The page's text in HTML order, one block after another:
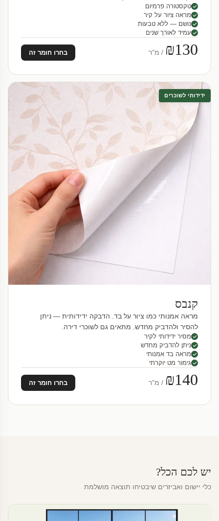
טקסטורה פרמיום
מראה ציור על קיר
נושם — ללא טבעות
עמיד לאורך שנים
₪130 / מ"ר בחרו חומר זה
ידידותי לשוכרים
קנבס
מראה אמנותי כמו ציור על בד. הדבקה ידידותית — ניתן
להסיר ולהדביק מחדש. מתאים גם לשוכרי דירה.
מסיר ידידותי לקיר
ניתן להדביק מחדש
מראה בד אמנותי
גימור מט יוקרתי
₪140 / מ"ר בחרו חומר זה
יש לכם הכל?
כלי יישום ואביזרים שיבטיחו תוצאה מושלמת